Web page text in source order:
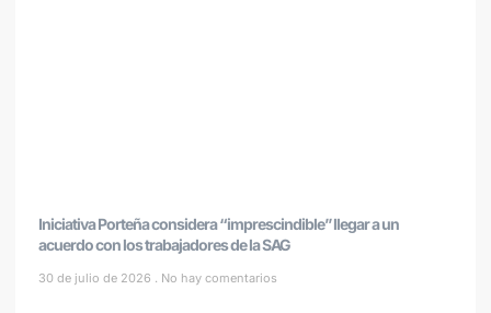
Iniciativa Porteña considera “imprescindible” llegar a un
acuerdo con los trabajadores de la SAG
30 de julio de 2026 No hay comentarios